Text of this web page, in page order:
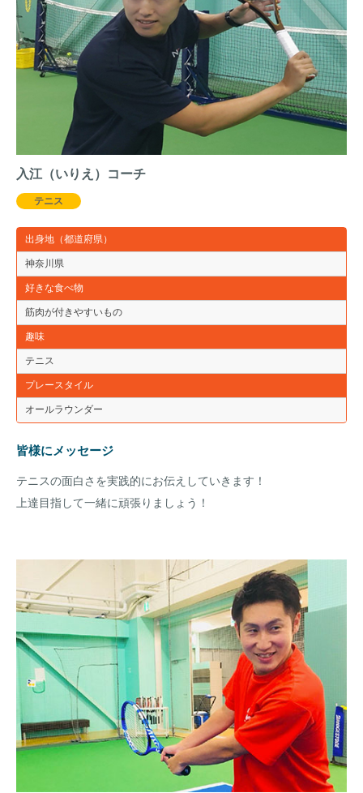
入江（いりえ）コーチ
テニス
出身地（都道府県）
神奈川県
好きな食べ物
筋肉が付きやすいもの
趣味
テニス
プレースタイル
オールラウンダー
皆様にメッセージ
テニスの面白さを実践的にお伝えしていきます！
上達目指して一緒に頑張りましょう！